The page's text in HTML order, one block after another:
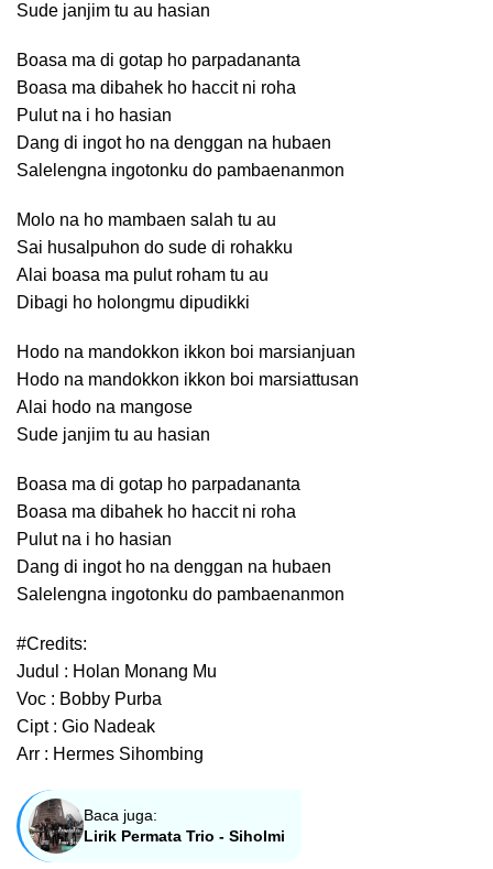
Sude janjim tu au hasian
Boasa ma di gotap ho parpadananta
Boasa ma dibahek ho haccit ni roha
Pulut na i ho hasian
Dang di ingot ho na denggan na hubaen
Salelengna ingotonku do pambaenanmon
Molo na ho mambaen salah tu au
Sai husalpuhon do sude di rohakku
Alai boasa ma pulut roham tu au
Dibagi ho holongmu dipudikki
Hodo na mandokkon ikkon boi marsianjuan
Hodo na mandokkon ikkon boi marsiattusan
Alai hodo na mangose
Sude janjim tu au hasian
Boasa ma di gotap ho parpadananta
Boasa ma dibahek ho haccit ni roha
Pulut na i ho hasian
Dang di ingot ho na denggan na hubaen
Salelengna ingotonku do pambaenanmon
#Credits:
Judul : Holan Monang Mu
Voc : Bobby Purba
Cipt : Gio Nadeak
Arr : Hermes Sihombing
Baca juga:
Lirik Permata Trio - Siholmi